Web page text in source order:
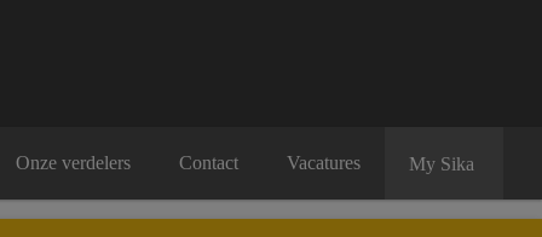
Onze verdelers Contact Vacatures My Sika